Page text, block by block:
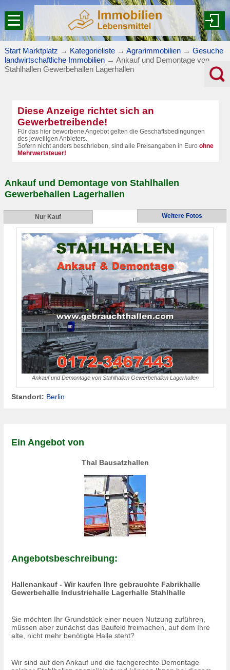
Start Marktplatz → Kategorieliste → Agrarimmobilien → Gesuche
landwirtschaftliche Immobilien → Ankauf und Demontage von
Stahlhallen Gewerbehallen Lagerhallen
Diese Anzeige richtet sich an
Gewerbetreibende!
Für das hier beworbene Angebot gelten die Geschäftsbedingungen
des jeweiligen Anbieters.
Sofern nicht anders beschrieben, sind alle Preisangaben in Euro ohne
Mehrwertsteuer!
Ankauf und Demontage von Stahlhallen
Gewerbehallen Lagerhallen
Nur Kauf Weitere Fotos
Ankauf und Demontage von Stahlhallen Gewerbehallen Lagerhallen
Standort: Berlin
Ein Angebot von
Thal Bausatzhallen
Angebotsbeschreibung:
Hallenankauf - Wir kaufen Ihre gebrauchte Fabrikhalle
Gewerbehalle Industriehalle Lagerhalle Stahlhalle
Sie möchten Ihr Grundstück einer neuen Nutzung zuführen,
müssen aber zunächst das Baufeld freimachen, auf dem Ihre
alte, nicht mehr benötigte Halle steht?
Wir sind auf den Ankauf und die fachgerechte Demontage